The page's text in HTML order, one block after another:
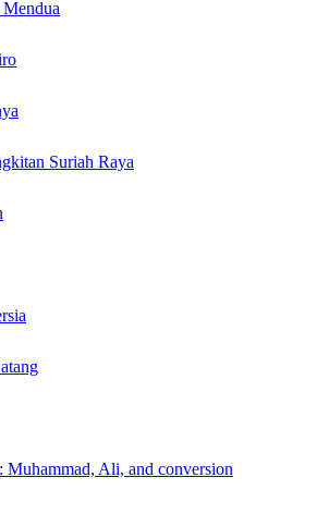
Suriah Raya
Ali, and conversion